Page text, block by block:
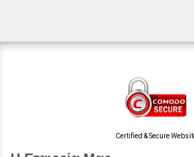
Certified & Secure